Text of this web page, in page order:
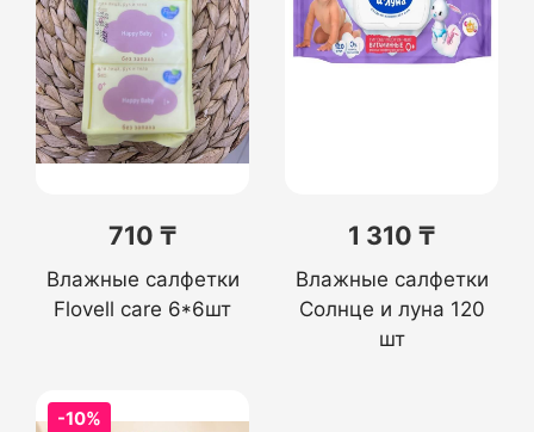
710 ₸
Влажные салфетки
Flovell care 6*6шт
1 310 ₸
Влажные салфетки
Солнце и луна 120
шт
-10%